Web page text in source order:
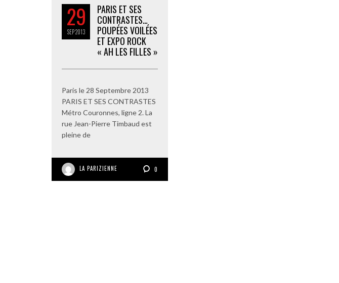
29
SEP2013
PARIS ET SES
CONTRASTES…
POUPÉES VOILÉES
ET EXPO ROCK
« AH LES FILLES »
Paris le 28 Septembre 2013
PARIS ET SES CONTRASTES
Métro Couronnes, ligne 2. La
rue Jean-Pierre Timbaud est
pleine de
LA PARIZIENNE 0